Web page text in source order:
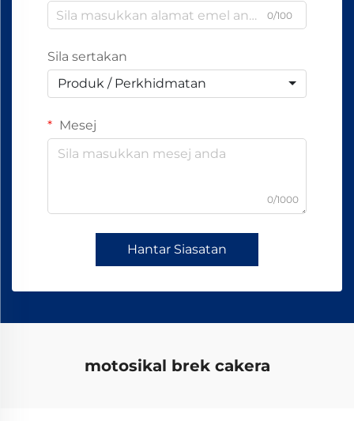
0/100
Sila sertakan
Produk / Perkhidmatan
Mesej
0/1000
Hantar Siasatan
motosikal brek cakera